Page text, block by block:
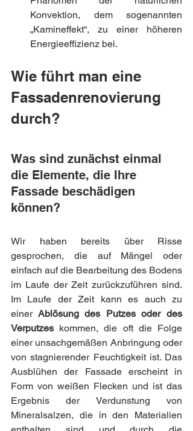
Konvektion, dem sogenannten
„Kamineffekt“, zu einer höheren
Energieeffizienz bei.
Wie führt man eine
Fassadenrenovierung
durch?
Was sind zunächst einmal
die Elemente, die Ihre
Fassade beschädigen
können?
Wir haben bereits über Risse
gesprochen, die auf Mängel oder
einfach auf die Bearbeitung des Bodens
im Laufe der Zeit zurückzuführen sind.
Im Laufe der Zeit kann es auch zu
einer Ablösung des Putzes oder des
Verputzes kommen, die oft die Folge
einer unsachgemäßen Anbringung oder
von stagnierender Feuchtigkeit ist. Das
Ausblühen der Fassade erscheint in
Form von weißen Flecken und ist das
Ergebnis der Verdunstung von
Mineralsalzen, die in den Materialien